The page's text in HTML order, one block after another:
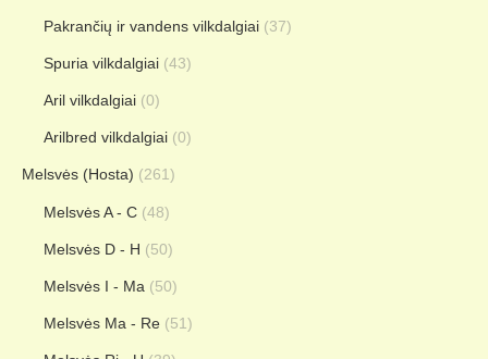
Pakrančių ir vandens vilkdalgiai (37)
Spuria vilkdalgiai (43)
Aril vilkdalgiai (0)
Arilbred vilkdalgiai (0)
Melsvės (Hosta) (261)
Melsvės A - C (48)
Melsvės D - H (50)
Melsvės I - Ma (50)
Melsvės Ma - Re (51)